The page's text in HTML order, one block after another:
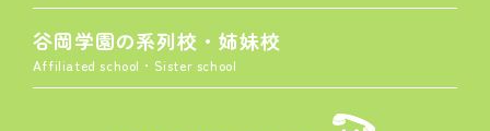
谷岡学園の系列校・姉妹校
Affiliated school・Sister school